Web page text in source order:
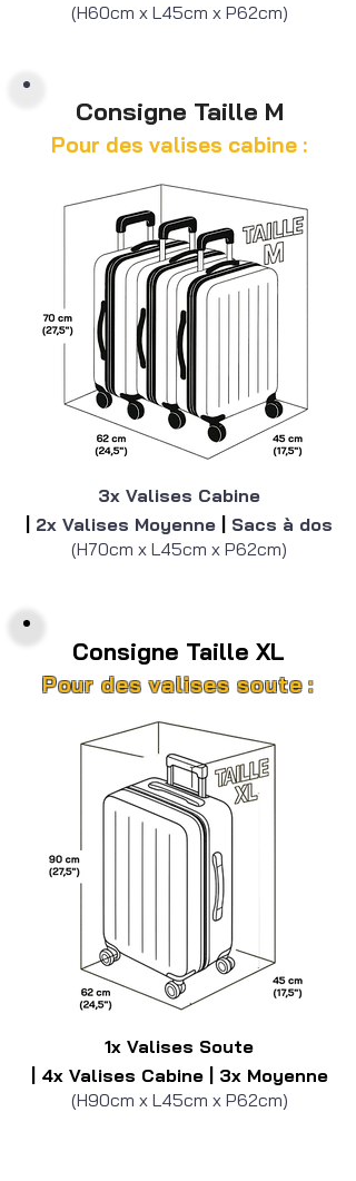
(H60cm x L45cm x P62cm)
Consigne Taille M
Pour des valises cabine :
3x Valises Cabine
2x Valises Moyenne
Sacs à dos
(H70cm x L45cm x P62cm)
Consigne Taille XL
Pour des valises soute :
1x Valises Soute
| 4x Valises Cabine
| 3x Moyenne
(H90cm x L45cm x P62cm)